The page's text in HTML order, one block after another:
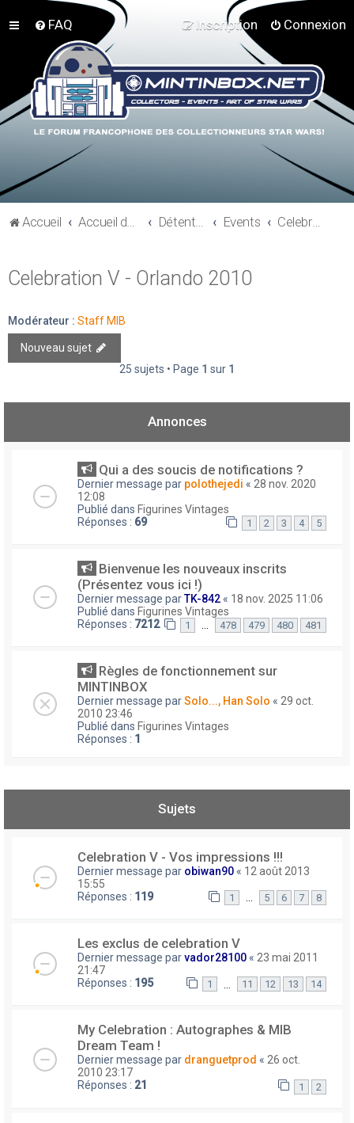
FAQ Connexion
Inscription
Accueil Accueil du forum Détente et communauté Mint In Box Events Celebration V - Orlando 2010
Celebration V - Orlando 2010
Modérateur : Staff MIB
Nouveau sujet
25 sujets • Page 1 sur 1
Annonces
Qui a des soucis de notifications ?
Dernier message par polothejedi « 28 nov. 2020
12:08
Publié dans Figurines Vintages
Réponses : 69 1 2 3 4 5
Bienvenue les nouveaux inscrits
(Présentez vous ici !)
Dernier message parTK-842 « 18 nov. 2025 11:06
Publié dans Figurines Vintages
Réponses : 7212 1 … 478 479 480 481
Règles de fonctionnement sur
MINTINBOX
Dernier message parSolo..., Han Solo « 29 oct.
2010 23:46
Publié dans Figurines Vintages
Réponses : 1
Sujets
Celebration V - Vos impressions !!!
Dernier message par obiwan90 « 12 août 2013
15:55
Réponses : 119 1 … 5 6 7 8
Les exclus de celebration V
Dernier message parvador28100 « 23 mai 2011
21:47
Réponses : 195 1 11 12 13 14
My Celebration : Autographes & MIB
Dream Team !
Dernier message par dranguetprod « 26 oct.
2010 23:17
Réponses : 21 1 2